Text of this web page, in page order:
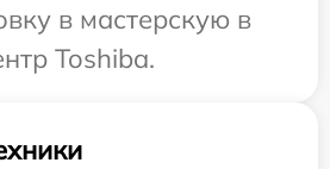
в мастерскую в
Toshiba.